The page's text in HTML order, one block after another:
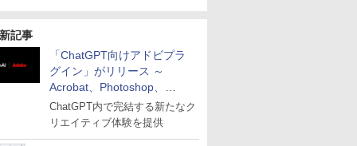
記事
「ChatGPT向けアドビプラ
グイン」がリリース ～
Acrobat、Photoshop、
Premiereなどの機能を1つの
プラグインに統合
ChatGPT内で完結する新たなク
リエイティブ体験を提供